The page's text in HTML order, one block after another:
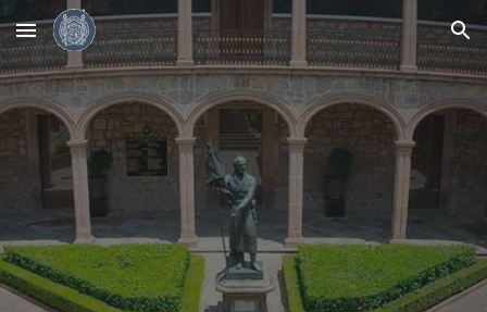
Skip to main content Skip to navigation